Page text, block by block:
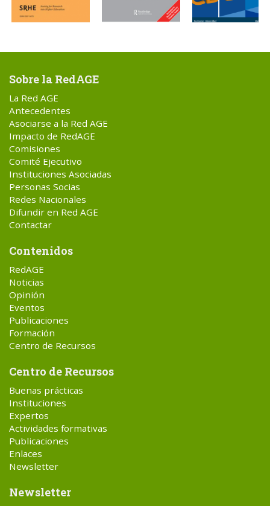
Sobre la RedAGE
La Red AGE
Antecedentes
Asociarse a la Red AGE
Impacto de RedAGE
Comisiones
Comité Ejecutivo
Instituciones Asociadas
Personas Socias
Redes Nacionales
Difundir en Red AGE
Contactar
Contenidos
RedAGE
Noticias
Opinión
Eventos
Publicaciones
Formación
Centro de Recursos
Centro de Recursos
Buenas prácticas
Instituciones
Expertos
Actividades formativas
Publicaciones
Enlaces
Newsletter
Newsletter